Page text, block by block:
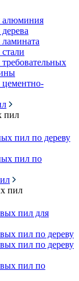
алюминия
пил
пил по дереву
пил по
пил
пил для
пил по дереву
пил по дереву
пил по